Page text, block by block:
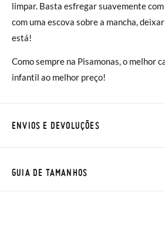
limpar. Basta esfregar suavemente
com uma escova sobre a mancha,
está!
Como sempre na Pisamonas, o melhor
infantil ao melhor preço!
ENVIOS E DEVOLUÇÕES
30 € ou com entrega em loja, na
GUIA DE TAMANHOS